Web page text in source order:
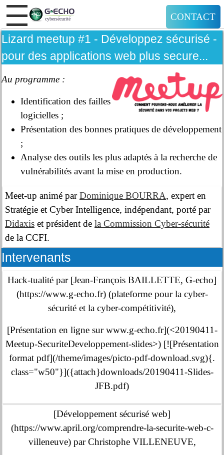
CONTACT
Lizard meetup #1 - Développez sécurisé -
pour des applications web plus secure...
Au programme :
Identification des failles
logicielles ;
Présentation des bonnes pratiques de développement
;
Analyse des outils les plus adaptés à la recherche de
vulnérabilités avant la mise en production.
Meet-up animé parDominique BOURRA, expert en
Stratégie et Cyber Intelligence, indépendant, porté par
Didaxis et président de la Commission Cyber-sécurité
de la CCFI.
Intervenants
Hack-tualité par [Jean-François BAILLETTE, G-echo]
(https://www.g-echo.fr) (plateforme pour la cyber-
sécurité et la cyber-compétitivité),
[Présentation en ligne sur www.g-echo.fr](<20190411-
Meetup-SecuriteDeveloppement-slides>) [![Présentation
format pdf](/theme/images/picto-pdf-download.svg){.
class="w50"}]({attach}downloads/20190411-Slides-
JFB.pdf)
[Développement sécurisé web]
(https://www.april.org/comprendre-la-securite-web-c-
villeneuve) par Christophe VILLENEUVE,